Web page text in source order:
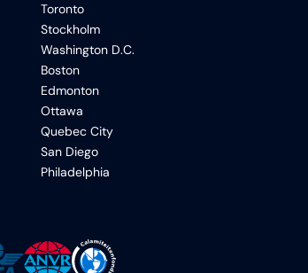
Toronto
Stockholm
Washington D.C.
Boston
Edmonton
Ottawa
Quebec City
San Diego
Philadelphia